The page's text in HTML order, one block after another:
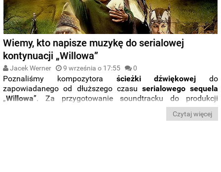
Wiemy, kto napisze muzykę do serialowej
kontynuacji „Willowa”
Jacek Werner 9 września o 17:55 0
Poznaliśmy kompozytora ścieżki dźwiękowej do
zapowiadanego od dłuższego czasuserialowego sequela
„Willowa”. Za przygotowanie soundtracku do produkcji
James Newton Howard, mający
” i „Szóstego
Czytaj więcej